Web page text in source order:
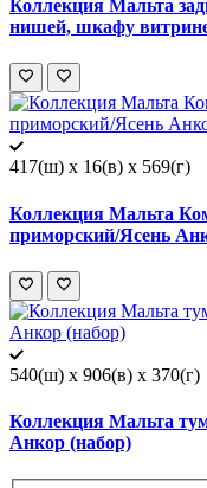
Коллекция Мальта
нишей, шкафу
417(ш) x 16(в) x 569(г)
Коллекция Мальта
приморский/Ясень
540(ш) x 906(в) x 370(г)
Коллекция Мальта
Анкор (набор)